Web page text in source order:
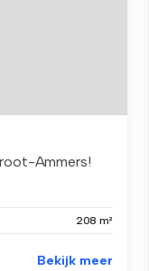
Ammers!
208 m²
Bekijk meer